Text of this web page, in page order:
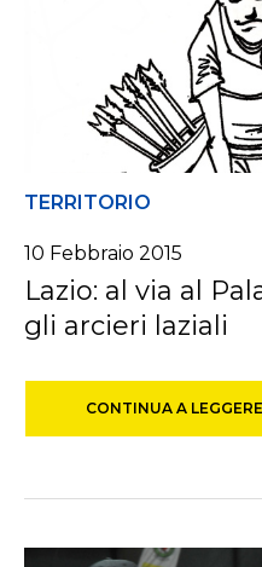
TERRITORIO
10 Febbraio 2015
Lazio: al via al
gli arcieri laziali
CONTINUA A LEGGERE